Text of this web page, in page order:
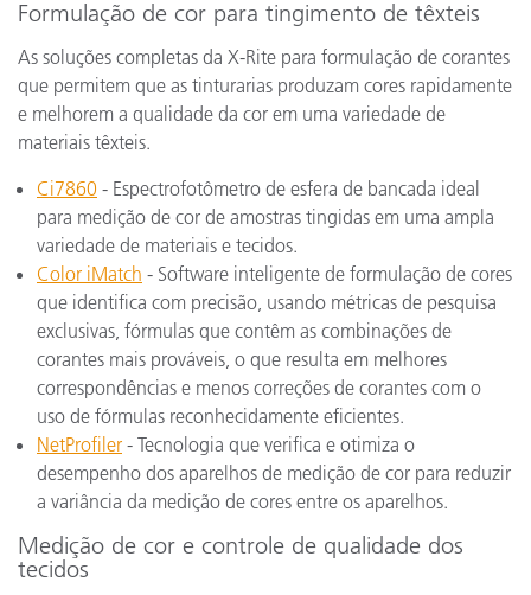
Formulação de cor para tingimento de têxteis
As soluções completas da X-Rite para formulação de corantes
que permitem que as tinturarias produzam cores rapidamente
e melhorem a qualidade da cor em uma variedade de
materiais têxteis.
Ci7860 - Espectrofotômetro de esfera de bancada ideal
para medição de cor de amostras tingidas em uma ampla
variedade de materiais e tecidos.
Color iMatch - Software inteligente de formulação de cores
que identifica com precisão, usando métricas de pesquisa
exclusivas, fórmulas que contêm as combinações de
corantes mais prováveis, o que resulta em melhores
correspondências e menos correções de corantes com o
uso de fórmulas reconhecidamente eficientes.
NetProfiler - Tecnologia que verifica e otimiza o
desempenho dos aparelhos de medição de cor para reduzir
a variância da medição de cores entre os aparelhos.
Medição de cor e controle de qualidade dos
tecidos